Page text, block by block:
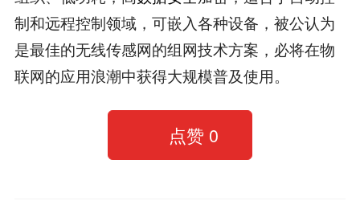
制和远程控制领域，可嵌入各种设备，被公认为
是最佳的无线传感网的组网技术方案，必将在物
联网的应用浪潮中获得大规模普及使用。
点赞 0